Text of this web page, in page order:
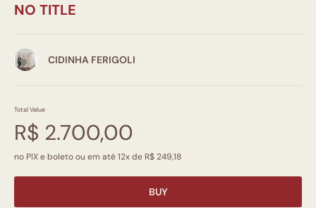
NO TITLE
CIDINHA FERIGOLI
Total Value
R$ 2.700,00
no PIX e boleto ou em até 12x de R$ 249,18
BUY